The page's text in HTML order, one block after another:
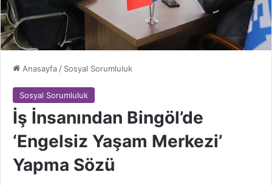
Anasayfa / Sosyal Sorumluluk
Sosyal Sorumluluk
İş İnsanından Bingöl’de
‘Engelsiz Yaşam Merkezi’
Yapma Sözü